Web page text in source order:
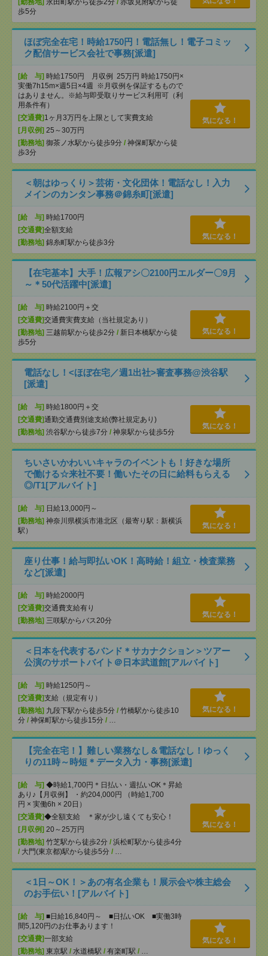
[勤務地] 永田町駅から徒歩2分 / 赤坂見附駅から徒
歩5分
ほぼ完全在宅！時給1750円！電話無し！電子コミッ
ク配信サービス会社で事務[派遣]
[給 与] 時給1750円 月収例 25万円 時給1750円×
実働7h15m×週5日×4週 ※月収例を保証するもので
はありません。※給与即受取りサービス利用可（利
用条件有）
[交通費] 1ヶ月3万円を上限として実費支給
[月収例] 25～30万円
[勤務地] 御茶ノ水駅から徒歩9分 / 神保町駅から徒
歩3分
気になる！
＜朝はゆっくり＞芸術・文化団体！電話なし！入力
メインのカンタン事務＠錦糸町[派遣]
[給 与] 時給1700円
[交通費]全額支給
[勤務地] 錦糸町駅から徒歩3分
気になる！
【在宅基本】大手！広報アシ〇2100円エルダー〇9月
～＊50代活躍中[派遣]
[給 与] 時給2100円＋交
[交通費]交通費実費支給（当社規定あり）
[勤務地] 三越前駅から徒歩2分 / 新日本橋駅から徒
歩5分
気になる！
電話なし！<ほぼ在宅／週1出社>審査事務@渋谷駅
[派遣]
[給 与] 時給1800円＋交
[交通費]通勤交通費別途支給(弊社規定あり)
[勤務地] 渋谷駅から徒歩7分 / 神泉駅から徒歩5分
気になる！
ちいさいかわいいキャラのイベントも！好きな場所
で働ける☆来社不要！働いたその日に給料もらえる
◎/T1[アルバイト]
[給 与] 日給13,000円～
[勤務地] 神奈川県横浜市港北区（最寄り駅：新横浜
駅）
気になる！
座り仕事！給与即払いOK！高時給！組立・検査業務
など[派遣]
[給 与] 時給2000円
[交通費]交通費支給有り
[勤務地] 三咲駅からバス20分
気になる！
＜日本を代表するバンド＊サカナクション＞ツアー
公演のサポートバイト＠日本武道館[アルバイト]
[給 与] 時給1250円～
[交通費]支給（規定有り）
[勤務地] 九段下駅から徒歩5分 / 竹橋駅から徒歩10
分 / 神保町駅から徒歩15分 / …
気になる！
【完全在宅！】難しい業務なし＆電話なし！ゆっく
りの11時～時短＊データ入力・事務[派遣]
[給 与] ◆時給1,700円＊日払い・週払いOK＊昇給
あり♪【月収例】 ・約204,000円 （時給1,700
円 × 実働6h × 20日）
[交通費]◆全額支給 ＊家が少し遠くても安心！
[月収例] 20～25万円
[勤務地] 竹芝駅から徒歩2分 / 浜松町駅から徒歩4分
/ 大門(東京都)駅から徒歩5分 / …
気になる！
＜1日～OK！＞あの有名企業も！展示会や株主総会
のお手伝い！[アルバイト]
[給 与] ■日給16,840円～ ■日払いOK ■実働3時
間5,120円のお仕事あります！
[交通費]一部支給
[勤務地] 東京駅 / 水道橋駅 / 有楽町駅 / …
気になる！